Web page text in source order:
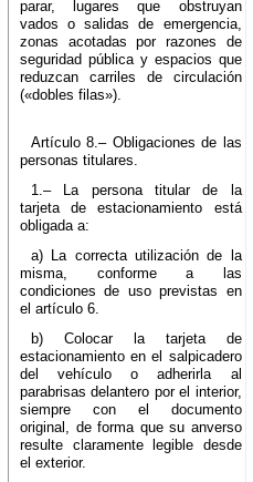
parar, lugares que obstruyan
vados o salidas de emergencia,
zonas acotadas por razones de
seguridad pública y espacios que
reduzcan carriles de circulación
(«dobles filas»).
Artículo 8.– Obligaciones de las
personas titulares.
1.– La persona titular de la
tarjeta de estacionamiento está
obligada a:
a) La correcta utilización de la
misma, conforme a las
condiciones de uso previstas en
el artículo 6.
b) Colocar la tarjeta de
estacionamiento en el salpicadero
del vehículo o adherirla al
parabrisas delantero por el interior,
siempre con el documento
original, de forma que su anverso
resulte claramente legible desde
el exterior.